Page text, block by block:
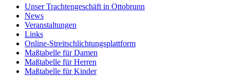
Unser Trachtengeschäft in Ottobrunn
News
Veranstaltungen
Links
Online-Streitschlichtungsplattform
Maßtabelle für Damen
Maßtabelle für Herren
Maßtabelle für Kinder